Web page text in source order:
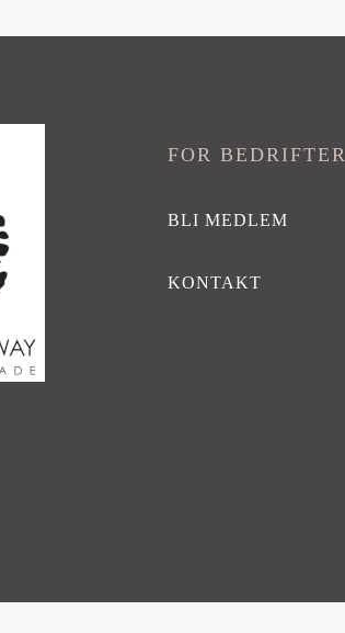
FOR BEDRIFTER
BLI MEDLEM
KONTAKT